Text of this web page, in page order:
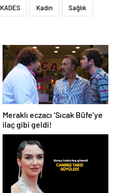
KADES Kadın Sağlık
Meraklı eczacı ‘Sıcak Büfe’ye
ilaç gibi geldi!